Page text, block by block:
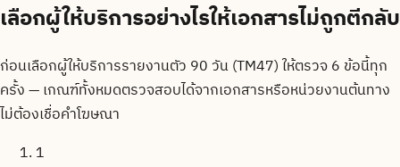
เลือกผู้ให้บริการอย่างไรให้เอกสารไม่ถูกตีกลับ
ก่อนเลือกผู้ให้บริการรายงานตัว 90 วัน (TM47) ให้ตรวจ 6 ข้อนี้ทุก
ครั้ง — เกณฑ์ทั้งหมดตรวจสอบได้จากเอกสารหรือหน่วยงานต้นทาง
ไม่ต้องเชื่อคำโฆษณา
1